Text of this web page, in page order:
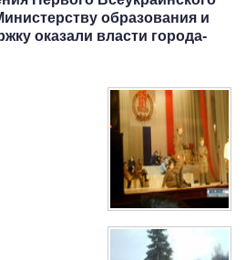
образования и
оказали власти города-